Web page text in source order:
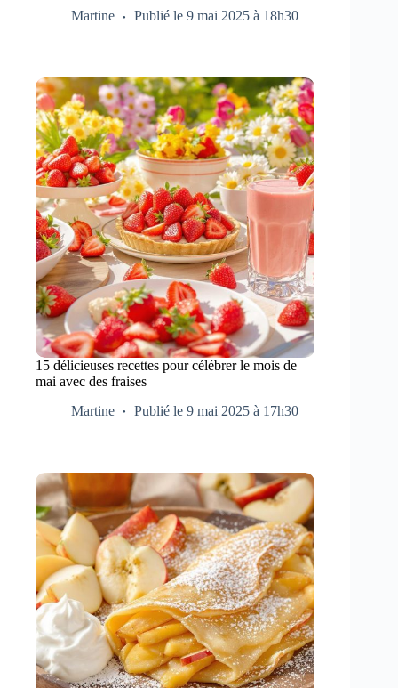
Martine Publié le 9 mai 2025 à 18h30
15 délicieuses recettes pour célébrer le mois de
mai avec des fraises
Martine
Publié le 9 mai 2025 à 17h30